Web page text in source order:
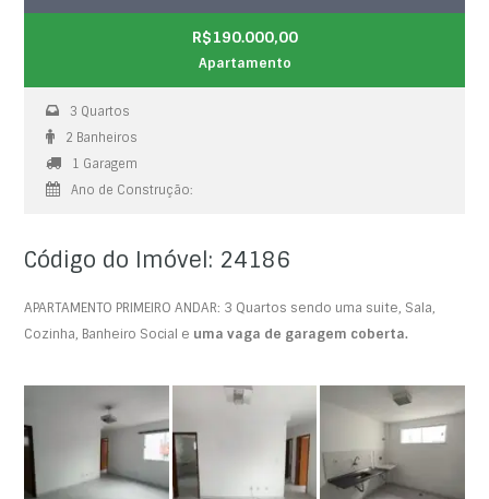
R$190.000,00
Apartamento
3 Quartos
2 Banheiros
1 Garagem
Ano de Construção:
Código do Imóvel: 24186
APARTAMENTO PRIMEIRO ANDAR: 3 Quartos sendo uma suite, Sala,
Cozinha, Banheiro Social e uma vaga de garagem coberta.